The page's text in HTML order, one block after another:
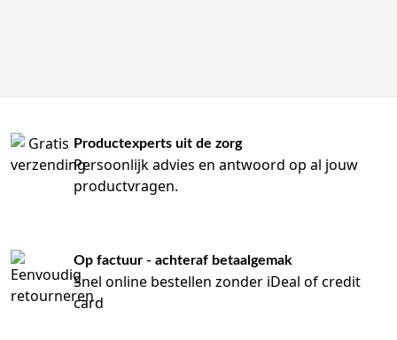
Productexperts uit de zorg
Persoonlijk advies en antwoord op al jouw
productvragen.
Op factuur - achteraf betaalgemak
Snel online bestellen zonder iDeal of credit
card